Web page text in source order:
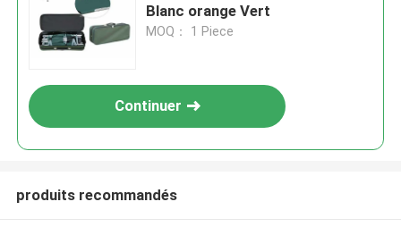
Blanc orange Vert
MOQ： 1 Piece
Continuer
produits recommandés